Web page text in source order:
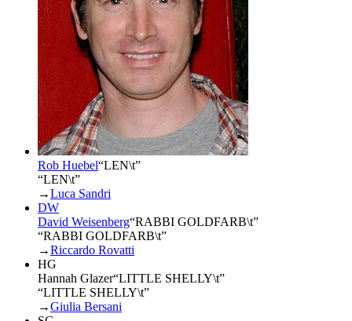
Rob Huebel“LEN\t”
“LEN\t”
→Luca Sandri
DW
David Weisenberg“RABBI GOLDFARB\t”
“RABBI GOLDFARB\t”
→Riccardo Rovatti
HG
Hannah Glazer“LITTLE SHELLY\t”
“LITTLE SHELLY\t”
→Giulia Bersani